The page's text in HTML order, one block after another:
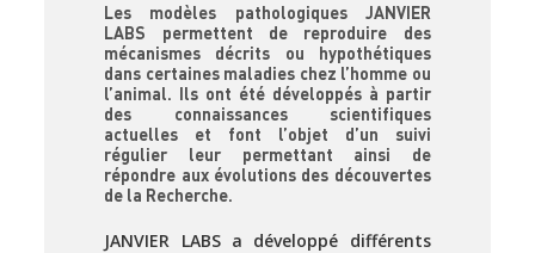
Les modèles pathologiques JANVIER
LABS permettent de reproduire des
mécanismes décrits ou hypothétiques
dans certaines maladies chez l’homme ou
l’animal. Ils ont été développés à partir
des connaissances scientifiques
actuelles et font l’objet d’un suivi
régulier leur permettant ainsi de
répondre aux évolutions des découvertes
de la Recherche.
JANVIER LABS a développé différents